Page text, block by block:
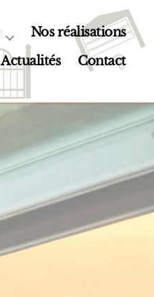
Nos réalisations
Actualités
Contact